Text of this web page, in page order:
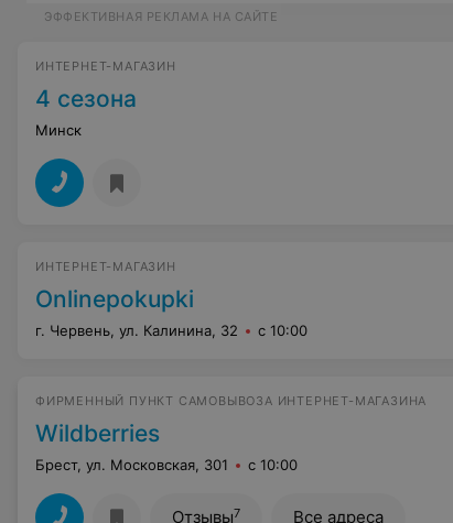
ЭФФЕКТИВНАЯ РЕКЛАМА НА САЙТЕ
ИНТЕРНЕТ-МАГАЗИН
4 сезона
Минск
ИНТЕРНЕТ-МАГАЗИН
Onlinepokupki
г. Червень, ул. Калинина, 32 с 10:00
ФИРМЕННЫЙ ПУНКТ САМОВЫВОЗА ИНТЕРНЕТ-МАГАЗИНА
Wildberries
Брест, ул. Московская, 301 с 10:00
Отзывы7 Все адреса